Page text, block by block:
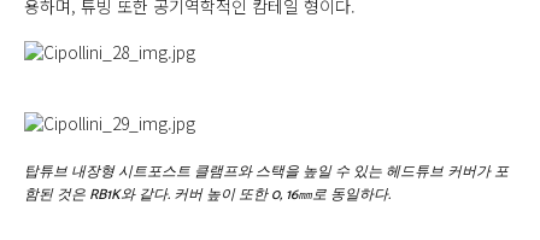
용하며, 튜빙 또한 공기역학적인 캄테일 형이다.
탑튜브 내장형 시트포스트 클램프와 스택을 높일 수 있는 헤드튜브 커버가 포
함된 것은 RB1K와 같다. 커버 높이 또한 0, 16㎜로 동일하다.